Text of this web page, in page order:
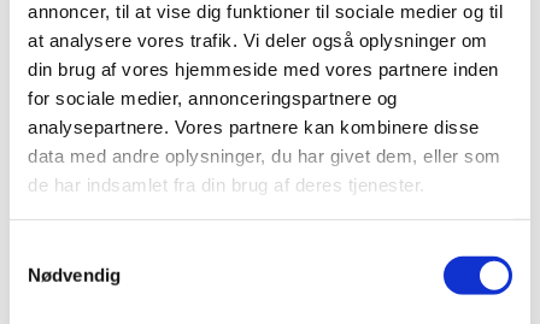
annoncer, til at vise dig funktioner til sociale medier og til
at analysere vores trafik. Vi deler også oplysninger om
din brug af vores hjemmeside med vores partnere inden
for sociale medier, annonceringspartnere og
analysepartnere. Vores partnere kan kombinere disse
data med andre oplysninger, du har givet dem, eller som
de har indsamlet fra din brug af deres tjenester.
Nødvendig